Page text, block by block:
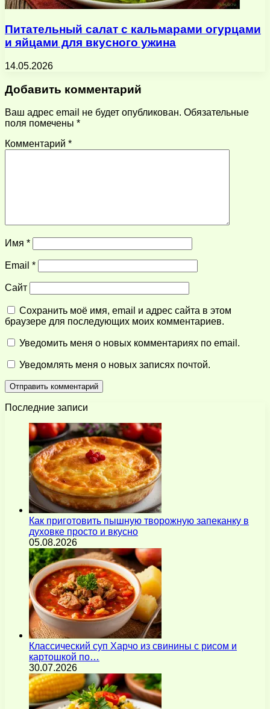
Питательный салат с кальмарами огурцами
и яйцами для вкусного ужина
14.05.2026
Добавить комментарий
Ваш адрес email не будет опубликован. Обязательные
поля помечены *
Комментарий *
Имя *
Email *
Сайт
Сохранить моё имя, email и адрес сайта в этом
браузере для последующих моих комментариев.
Уведомить меня о новых комментариях по email.
Уведомлять меня о новых записях почтой.
Последние записи
Как приготовить пышную творожную запеканку в
духовке просто и вкусно
05.08.2026
Классический суп Харчо из свинины с рисом и
картошкой по…
30.07.2026